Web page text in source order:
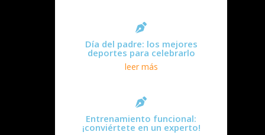
Día del padre: los mejores
deportes para celebrarlo
leer más
Entrenamiento funcional:
¡conviértete en un experto!